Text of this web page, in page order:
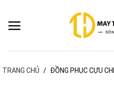
nội
TRANG CHỦ / ĐỒNG PHỤC CỰU